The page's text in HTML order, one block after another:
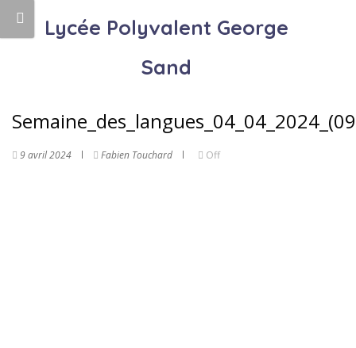
Lycée Polyvalent George
Sand
9 avril 2024 Fabien Touchard Off